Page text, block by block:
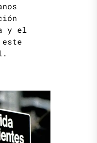
y el
este